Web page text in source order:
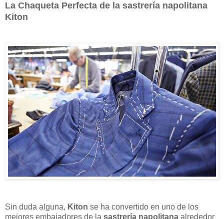
La Chaqueta Perfecta de la sastrería napolitana
Kiton
Sin duda alguna, Kiton se ha convertido en uno de los
mejores embajadores de la sastrería napolitana alrededor